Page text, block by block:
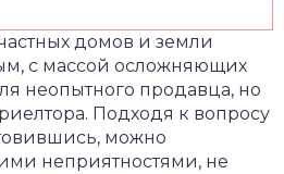
домов и земли
с массой осложняющих
неопытного продавца, но
Подходя к вопросу
можно
неприятностями, не